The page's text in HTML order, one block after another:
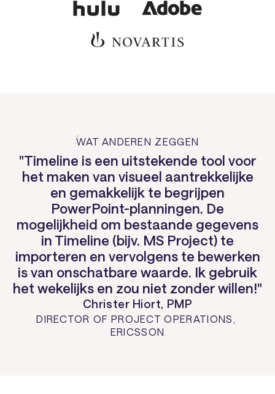
WAT ANDEREN ZEGGEN
"Timeline is een uitstekende tool voor
het maken van visueel aantrekkelijke
en gemakkelijk te begrijpen
PowerPoint-planningen. De
mogelijkheid om bestaande gegevens
in Timeline (bijv. MS Project) te
importeren en vervolgens te bewerken
is van onschatbare waarde. Ik gebruik
het wekelijks en zou niet zonder willen!"
Christer Hiort, PMP
DIRECTOR OF PROJECT OPERATIONS ,
ERICSSON